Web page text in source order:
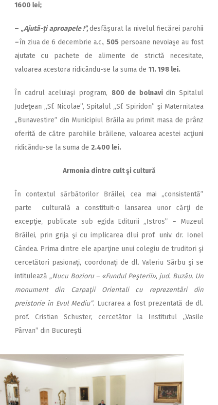
1600 lei;
– „Ajută-ţi aproapele !”,desfăşurat la nivelul fiecărei parohii
–în ziua de 6 decembrie a.c.,505 persoane nevoiaşe au fost
ajutate cu pachete de alimente de strictă necesitate,
valoarea acestora ridicându-se la suma de 11. 198 lei.
În cadrul aceluiaşi program, 800 de bolnavidin Spitalul
Judeţean „Sf. Nicolae”, Spitalul „Sf. Spiridon” şi Maternitatea
„Bunavestire” din Municipiul Brăila au primit masa de prânz
oferită de către parohiile brăilene, valoarea acestei acţiuni
ridicându-se la suma de 2.400 lei.
Armonia dintre cult şi cultură
În contextul sărbătorilor Brăilei, cea mai „consistentă”
parte culturală a constituit-o lansarea unor cărţi de
excepţie, publicate sub egida Editurii „Istros” – Muzeul
Brăilei, prin grija şi cu implicarea dlui prof. univ. dr. Ionel
Cândea. Prima dintre ele aparţine unui colegiu de truditori şi
cercetători pasionaţi, coordonaţi de dl. Valeriu Sârbu şi se
intitulează „Nucu Bozioru – «Fundul Peşterii», jud. Buzău. Un
monument din Carpaţii Orientali cu reprezentări din
preistorie în Evul Mediu”. Lucrarea a fost prezentată de dl.
prof. Cristian Schuster, cercetător la Institutul „Vasile
Pârvan” din Bucureşti.